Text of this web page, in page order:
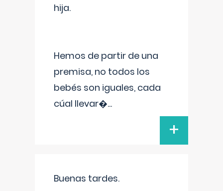
hija.
Hemos de partir de una
premisa, no todos los
bebés son iguales, cada
cúal llevar�...
+
Buenas tardes.